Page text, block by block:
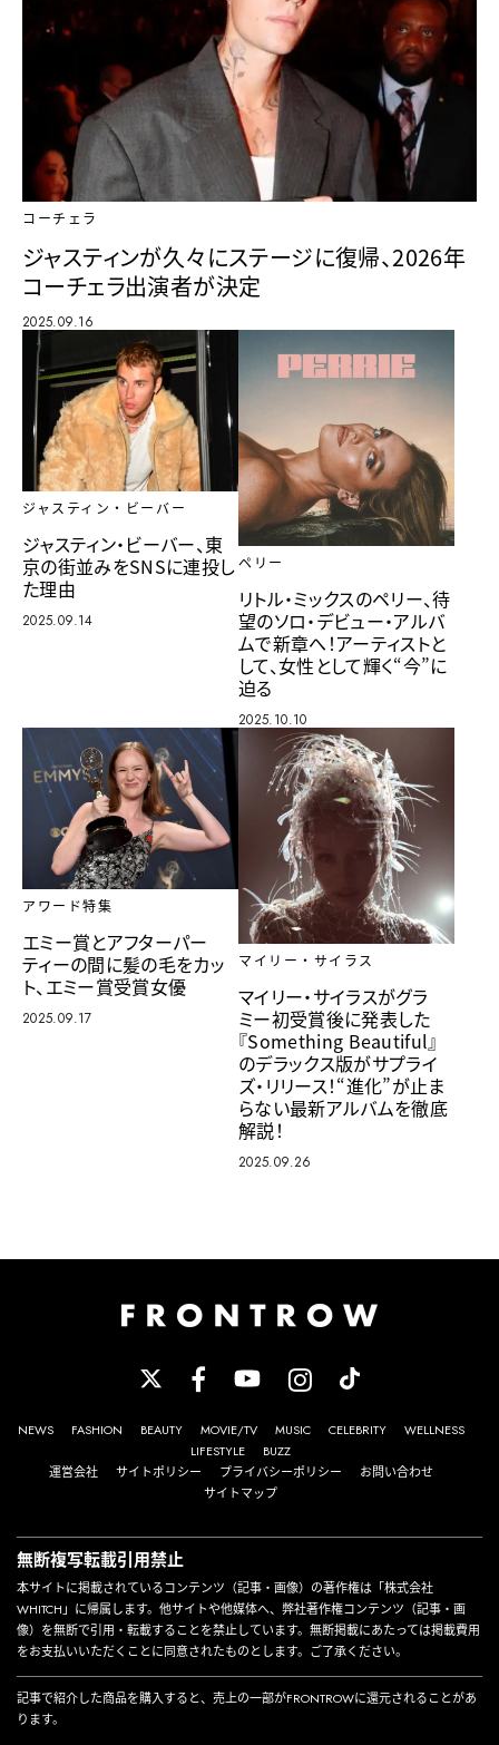
コーチェラ
ジャスティンが久々にステージに復帰、2026年
コーチェラ出演者が決定
2025.09.16
ジャスティン・ビーバー
ジャスティン・ビーバー、東
京の街並みをSNSに連投し
た理由
2025.09.14
ペリー
リトル・ミックスのペリー、待
望のソロ・デビュー・アルバ
ムで新章へ！アーティストと
して、女性として輝く“今”に
迫る
2025.10.10
アワード特集
エミー賞とアフターパー
ティーの間に髪の毛をカッ
ト、エミー賞受賞女優
2025.09.17
マイリー・サイラス
マイリー・サイラスがグラ
ミー初受賞後に発表した
『Something Beautiful』
のデラックス版がサプライ
ズ・リリース！“進化”が止ま
らない最新アルバムを徹底
解説！
2025.09.26
NEWS FASHION BEAUTY MOVIE/TV MUSIC CELEBRITY
WELLNESS
LIFESTYLE
BUZZ
運営会社
サイトポリシー プライバシーポリシー
お問い合わせ
サイトマップ
無断複写転載引用禁止
本サイトに掲載されているコンテンツ（記事・画像）の著作権は「株式会社
WHITCH」に帰属します。他サイトや他媒体へ、弊社著作権コンテンツ（記事・画
像）を無断で引用・転載することを禁止しています。無断掲載にあたっては掲載費用
をお支払いいただくことに同意されたものとします。ご了承ください。
記事で紹介した商品を購入すると、売上の一部がFRONTROWに還元されることがあ
ります。